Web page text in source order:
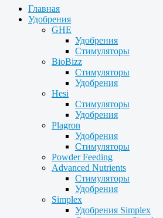
Главная
Удобрения
GHE
Удобрения
Стимуляторы
BioBizz
Стимуляторы
Удобрения
Hesi
Стимуляторы
Удобрения
Plagron
Удобрения
Стимуляторы
Powder Feeding
Advanced Nutrients
Стимуляторы
Удобрения
Simplex
Удобрения Simplex